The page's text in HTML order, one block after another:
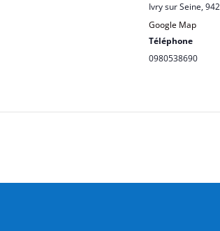
Ivry sur Seine,
Google Map
Téléphone
0980538690